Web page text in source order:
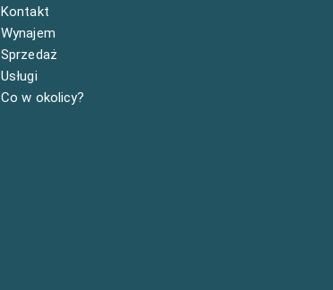
Kontakt
Wynajem
Sprzedaż
Usługi
Co w okolicy?